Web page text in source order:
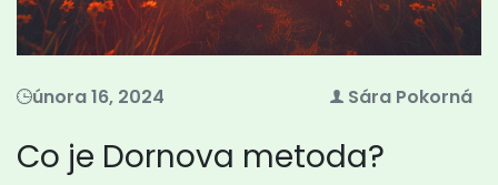
února 16, 2024 Sára Pokorná
Co je Dornova metoda?